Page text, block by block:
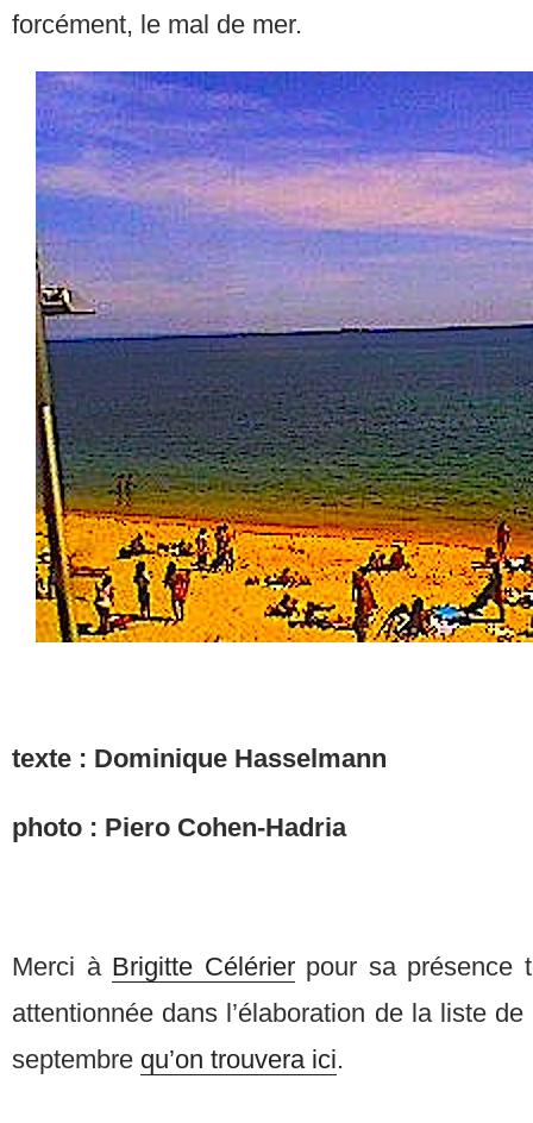
forcément, le mal de mer.
texte : Dominique Hasselmann
photo : Piero Cohen-Hadria
Merci à Brigitte Célérierpour sa présence
attentionnée dans l’élaboration de la liste
septembre qu’on trouvera ici.